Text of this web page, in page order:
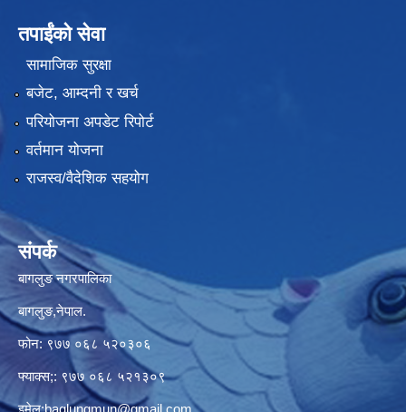
तपाईंको सेवा
सामाजिक सुरक्षा
बजेट, आम्दनी र खर्च
परियोजना अपडेट रिपोर्ट
वर्तमान योजना
राजस्व/वैदेशिक सहयोग
संपर्क
बागलुङ नगरपालिका
बागलुङ,नेपाल.
फोन: ९७७ ०६८ ५२०३०६
फ्याक्स;: ९७७ ०६८ ५२१३०९